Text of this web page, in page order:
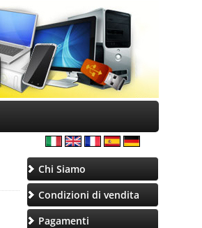
Chi Siamo
Condizioni di vendita
Pagamenti